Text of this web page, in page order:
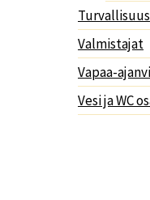
Turvallisuus
Valmistajat
Vapaa-
Vesi ja WC